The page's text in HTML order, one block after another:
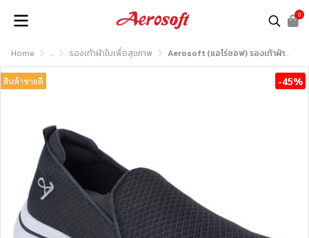
0
Home ... รองเท้าผ้าใบเพื่อสุขภาพ Aerosoft (แอโร่ซอฟ) รองเท้าผ้าใบเพื่อสุขภาพ รุ่น SN9221
สินค้าขายดี -45%